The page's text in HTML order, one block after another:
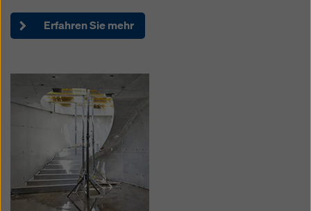
Erfahren Sie mehr